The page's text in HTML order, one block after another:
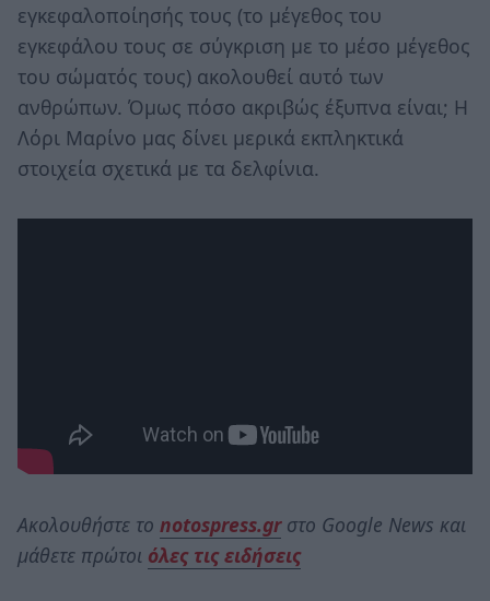
εγκεφαλοποίησής τους (το μέγεθος του
εγκεφάλου τους σε σύγκριση με το μέσο μέγεθος
του σώματός τους) ακολουθεί αυτό των
ανθρώπων. Όμως πόσο ακριβώς έξυπνα είναι; Η
Λόρι Μαρίνο μας δίνει μερικά εκπληκτικά
στοιχεία σχετικά με τα δελφίνια.
Ακολουθήστε το notospress.grστο Google News και
μάθετε πρώτοι όλες τις ειδήσεις